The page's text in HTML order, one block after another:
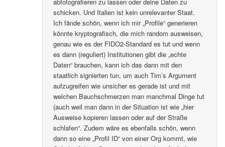
schicken. Und Italien ist kein unrelevanter Staat.
Ich fände schön, wenn ich mir „Profile“ generieren
könnte kryptografisch, die mich random ausweisen,
genau wie es der FIDO2-Standard es tut und wenn
es dann (reguliert) Institutionen gibt die „echte
Daten“ brauchen, kann ich das dann mit den
staatlich signierten tun, um auch Tim’s Argument
aufzugreifen wie unsicher es gerade ist und mit
welchen Bauchschmerzen man manchmal Dinge tut
(auch weil man dann in der Situation ist wie „hier
Ausweise kopieren lassen oder auf der Straße
schlafen“. Zudem wäre es ebenfalls schön, wenn
dann so eine „Profil ID“ von einer Org kommt, wie